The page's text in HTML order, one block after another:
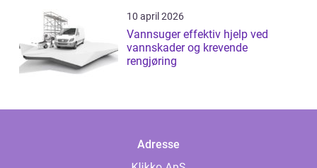
10 april 2026
Vannsuger effektiv hjelp ved
vannskader og krevende
rengjøring
Adresse